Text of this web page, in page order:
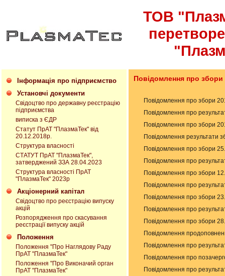
ТОВ
Інформація про підприємство
Установчі документи
Свідоцтво про державну реєстрацію
підприємства
виписка з ЄДР
Статут ПрАТ "ПлазмаТек" від
20.12.2018р.
Структура власності
СТАТУТ ПрАТ "ПлазмаТек",
затверджений ЗЗА 28.04.2023
Структура власності ПрАТ
"ПлазмаТек" 2023р
Акціонерний капітал
Свідоцтво про реєстрацію випуску
акцій
Розпорядження про скасування
реєстрації випуску акцій
Положення
Положення "Про Наглядову Раду
ПрАТ "ПлазмаТек"
Положення "Про Виконачий орган
ПрАТ "ПлазмаТек"
Повідомлення про збори
Повідомлення про збори
Повідомлення про
Повідомлення про збори
Повідомлення результати
Повідомлення про збори
Повідомлення про
Повідомлення про збори
Повідомлення про
Повідомлення про збори
Повідомлення про
Повідомлення про збори
Повідомлення
Повідомлення про
Повідомлення про
Повідомлення про